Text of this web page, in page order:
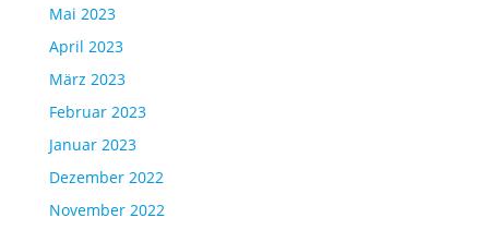
Mai 2023
April 2023
März 2023
Februar 2023
Januar 2023
Dezember 2022
November 2022